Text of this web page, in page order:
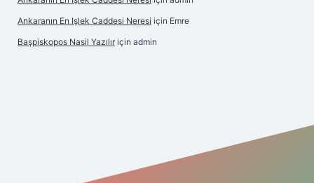
Ankaranın En Işlek Caddesi Neresi için Emre
Başpiskopos Nasil Yazılır için admin